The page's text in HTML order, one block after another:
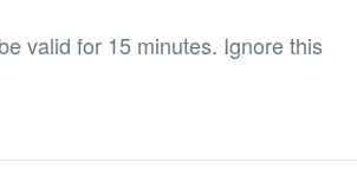
valid for 15 minutes. Ignore this